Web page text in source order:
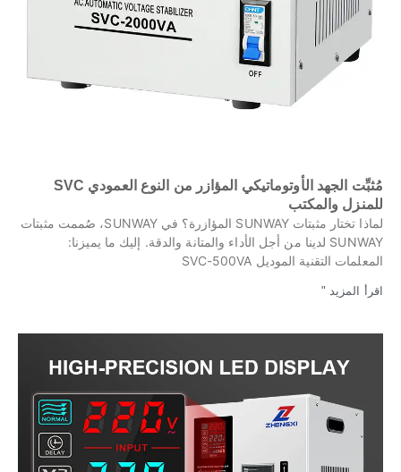
مُثبِّت الجهد الأوتوماتيكي المؤازر من النوع العمودي SVC
للمنزل والمكتب
لماذا تختار مثبتات SUNWAY المؤازرة؟ في SUNWAY، صُممت مثبتات
SUNWAY لدينا من أجل الأداء والمتانة والدقة. إليك ما يميزنا:
المعلمات التقنية الموديل SVC-500VA
اقرأ المزيد "